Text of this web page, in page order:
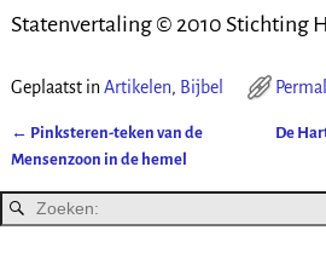
Statenvertaling © 2010 Stichting
Geplaatst in Artikelen, Bijbel
Bericht navigatie
← Pinksteren-teken van de
Mensenzoon in de hemel
De